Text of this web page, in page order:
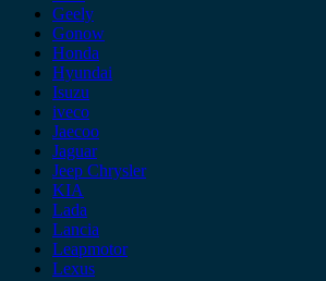
Geely
Gonow
Honda
Hyundai
Isuzu
iveco
Jaecoo
Jaguar
Jeep Chrysler
KIA
Lada
Lancia
Leapmotor
Lexus